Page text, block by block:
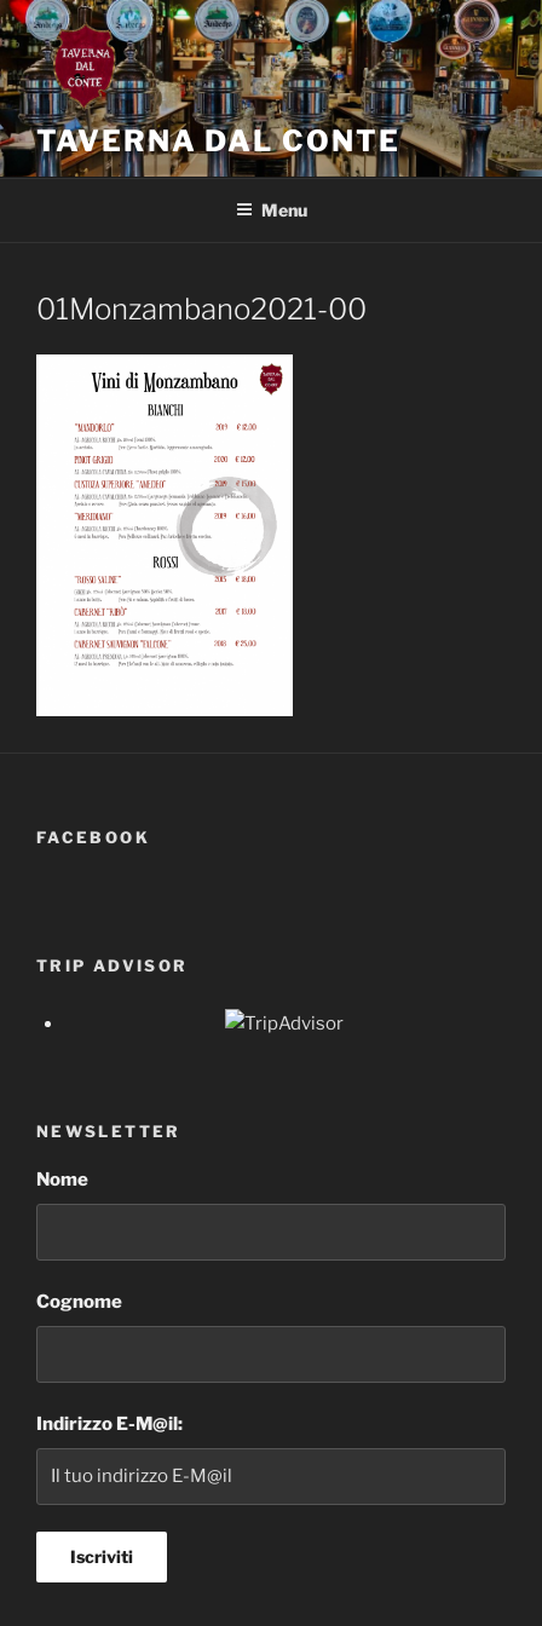
Salta
al
contenuto
TAVERNA DAL CONTE
Menu
01Monzambano2021-00
FACEBOOK
TRIP ADVISOR
NEWSLETTER
Nome
Cognome
Indirizzo E-M@il: